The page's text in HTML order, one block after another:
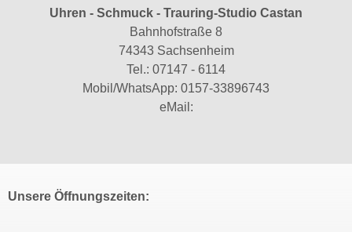
Uhren - Schmuck - Trauring-Studio Castan
Bahnhofstraße 8
74343 Sachsenheim
Tel.: 07147 - 6114
Mobil/WhatsApp: 0157-33896743
eMail:
Unsere Öffnungszeiten: